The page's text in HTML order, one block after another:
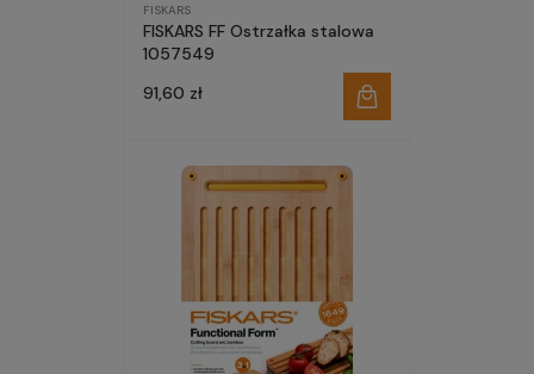
FISKARS
FISKARS FF Ostrzałka stalowa
1057549
91,60 zł